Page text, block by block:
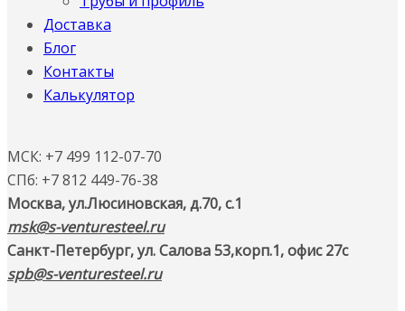
Доставка
Блог
Контакты
Калькулятор
МСК: +7 499 112-07-70
СПб: +7 812 449-76-38
Москва, ул.Люсиновская, д.70, с.1
msk@s-venturesteel.ru
Санкт-Петербург, ул. Салова 53,корп.1, офис 27с
spb@s-venturesteel.ru